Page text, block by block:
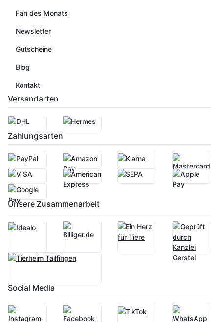
Fan des Monats
Newsletter
Gutscheine
Blog
Kontakt
Versandarten
Zahlungsarten
Unsere Zusammenarbeit
Social Media